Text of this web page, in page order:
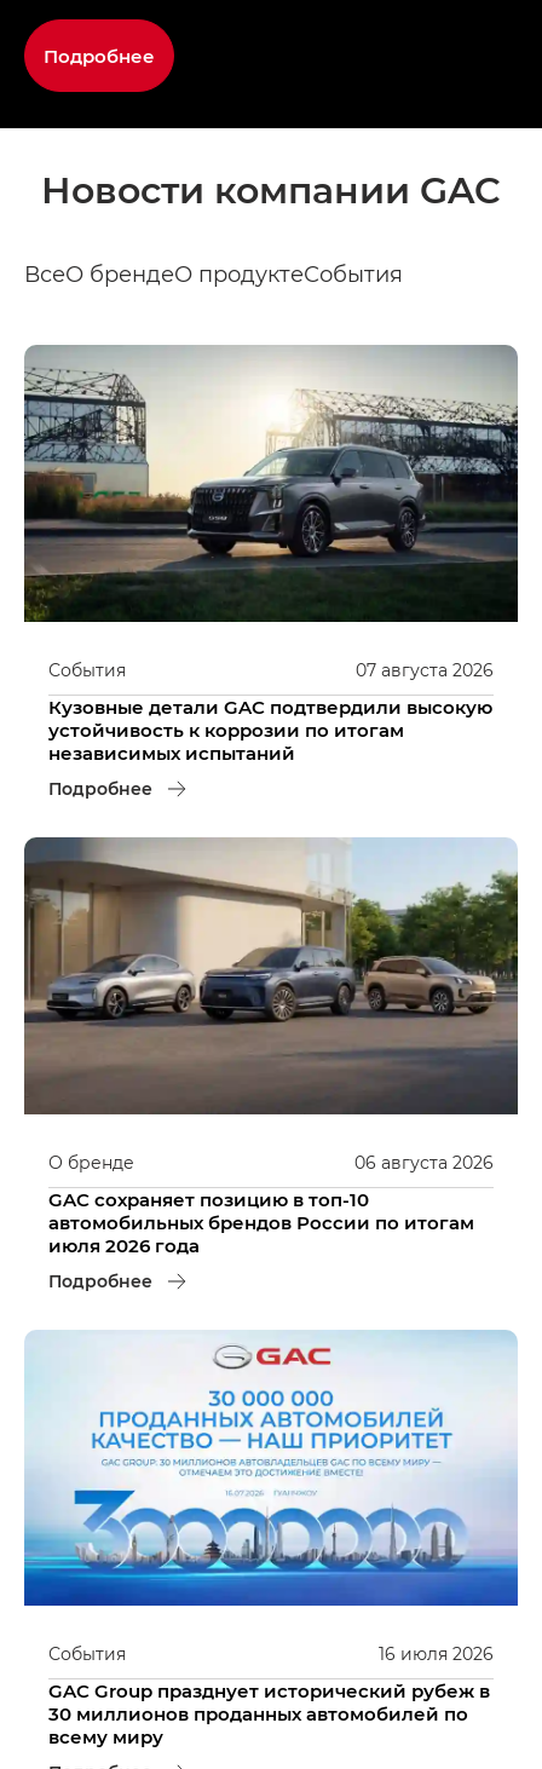
Подробнее
Новости компании GAC
ВсеО брендеО продуктеСобытия
07 августа 2026
События
Кузовные детали GAC подтвердили высокую
устойчивость к коррозии по итогам
независимых испытаний
Подробнее
06 августа 2026
О бренде
GAC сохраняет позицию в топ-10
автомобильных брендов России по итогам
июля 2026 года
Подробнее
16 июля 2026
События
GAC Group празднует исторический рубеж в
30 миллионов проданных автомобилей по
всему миру